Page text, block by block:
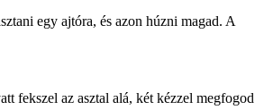
egy ajtóra, és azon húzni magad. A
fekszel az asztal alá, két kézzel megfogod